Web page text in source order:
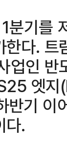
분기를
다.
업인
엣
기 이
다.